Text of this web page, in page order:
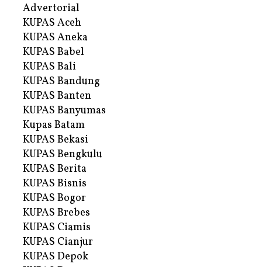
Advertorial
KUPAS Aceh
KUPAS Aneka
KUPAS Babel
KUPAS Bali
KUPAS Bandung
KUPAS Banten
KUPAS Banyumas
Kupas Batam
KUPAS Bekasi
KUPAS Bengkulu
KUPAS Berita
KUPAS Bisnis
KUPAS Bogor
KUPAS Brebes
KUPAS Ciamis
KUPAS Cianjur
KUPAS Depok